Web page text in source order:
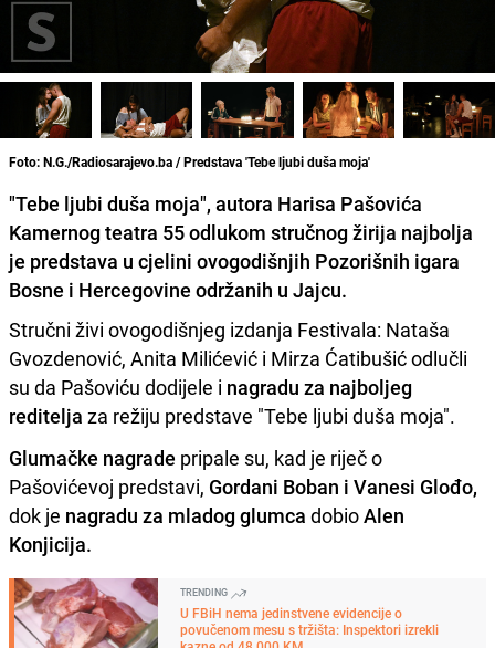
Foto: N.G./Radiosarajevo.ba / Predstava 'Tebe ljubi duša moja'
"Tebe ljubi duša moja", autora Harisa Pašovića
Kamernog teatra 55 odlukom stručnog žirija najbolja
je predstava u cjelini ovogodišnjih Pozorišnih igara
Bosne i Hercegovine održanih u Jajcu.
Stručni živi ovogodišnjeg izdanja Festivala: Nataša
Gvozdenović, Anita Milićević i Mirza Ćatibušić odlučli
su da Pašoviću dodijele i nagradu za najboljeg
reditelja za režiju predstave "Tebe ljubi duša moja".
Glumačke nagrade pripale su, kad je riječ o
Pašovićevoj predstavi, Gordani Boban i Vanesi Glođo,
dok je nagradu za mladog glumca dobioAlen
Konjicija.
TRENDING
U FBiH nema jedinstvene evidencije o
povučenom mesu s tržišta: Inspektori izrekli